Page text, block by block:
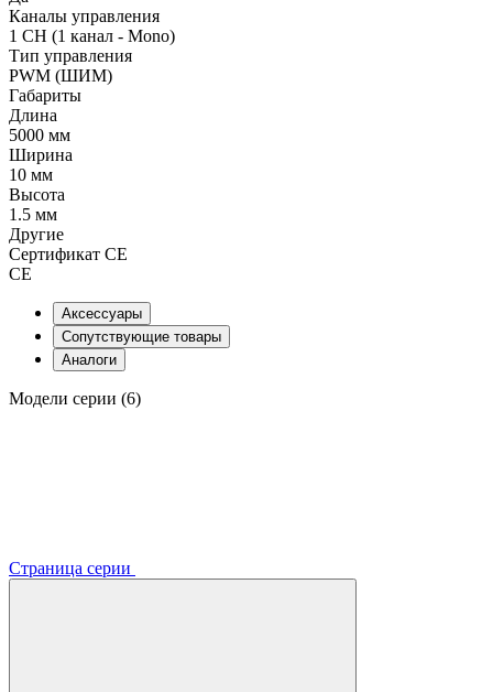
Каналы управления
1 CH (1 канал - Mono)
Тип управления
PWM (ШИМ)
Габариты
Длина
5000 мм
Ширина
10 мм
Высота
1.5 мм
Другие
Сертификат CE
CE
Аксессуары
Сопутствующие товары
Аналоги
Модели серии (6)
Страница серии